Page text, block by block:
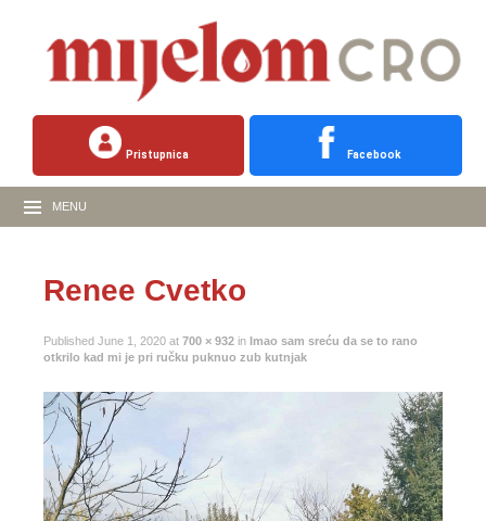
Pristupnica Facebook
MENU
Renee Cvetko
Published June 1, 2020 at 700 × 932 in Imao sam sreću da se to rano
otkrilo kad mi je pri ručku puknuo zub kutnjak